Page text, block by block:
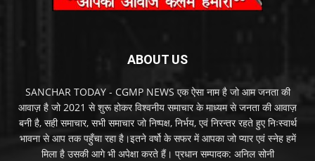
ABOUT US
SANCHAR TODAY - CGMP NEWS एक ऐसा नाम है जो आम जनता की
आवाज़ है जो 2021 से शुरू होकर विश्वनीय समाचार के माध्यम से जनता की आवाज़
बनी है, सही समाचार, सभी समाचार जो निष्पक्ष, निर्भय, एवं निरन्तर रहते हुए निःस्वार्थ
भावना से आप तक पहुँचा रहा है।इतने वर्षो के सफर में आपका जो प्यार एवं स्नेह हमें
मिला है उसकी आगे भी अपेक्षा करते हैं। प्रधान सम्पादक: अनिल सोनी